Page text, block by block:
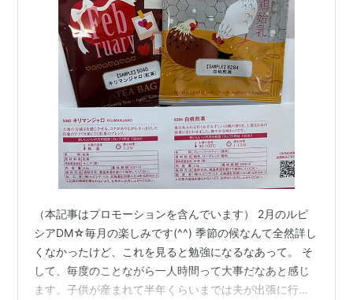
（本記事はプロモーションを含んでいます） 2月のルピ
シアDM☆毎月の楽しみです(^^) 季節の候なんて全然詳し
くなかったけど、これを見ると勉強になるなあって。 そ
して、毎度のことながら一人時間って大事だなあと感じ
ます。子供が産まれて半年くらいまでは夫が出張に行く